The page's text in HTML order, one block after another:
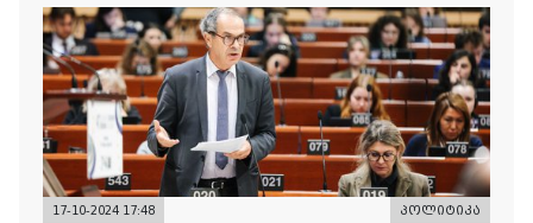
17-10-2024 17:48 პოლიტიკა